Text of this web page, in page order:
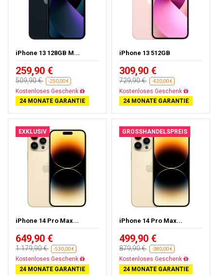
iPhone 13 128GB M...
259,90 €
509,90 € -250,00 €
Kostenloses Geschenk
24 MONATE GARANTIE
iPhone 13 512GB
309,90 €
729,90 € -420,00 €
Kostenloses Geschenk
24 MONATE GARANTIE
EXKLUSIV
iPhone 14 Pro Max...
649,90 €
1 179,90 € -530,00 €
Kostenloses Geschenk
24 MONATE GARANTIE
GROSSHANDELSPREIS
iPhone 14 Pro Max...
499,90 €
879,90 € -380,00 €
Kostenloses Geschenk
24 MONATE GARANTIE